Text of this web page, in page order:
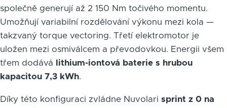
společně generují až 2 150 Nm točivého momentu.
Umožňují variabilní rozdělování výkonu mezi kola —
takzvaný torque vectoring. Třetí elektromotor je
uložen mezi osmiválcem a převodovkou. Energii všem
třem dodává
lithium-iontová baterie s hrubou
kapacitou 7,3 kWh.
Díky této konfiguraci zvládne Nuvolari sprint z 0 na